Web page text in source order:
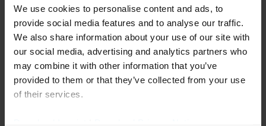
We use cookies to personalise content and ads, to
provide social media features and to analyse our traffic.
We also share information about your use of our site with
our social media, advertising and analytics partners who
may combine it with other information that you’ve
provided to them or that they’ve collected from your use
of their services.
¿Uhlmann también me ayuda con la
validación reglamentaria de mi nueva
solución de envasado?
¿Qué ocurre si se necesita una